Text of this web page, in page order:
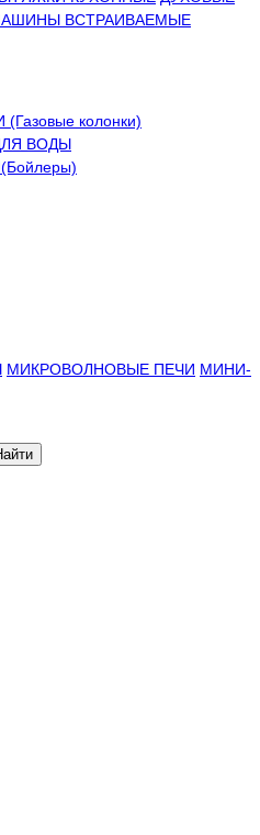
ВСТРАИВАЕМЫЕ
колонки)
ВОДЫ
МИКРОВОЛНОВЫЕ ПЕЧИ МИНИ-